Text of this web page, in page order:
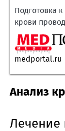
Подготовка
крови
medportal.ru
Анализ
Лечение